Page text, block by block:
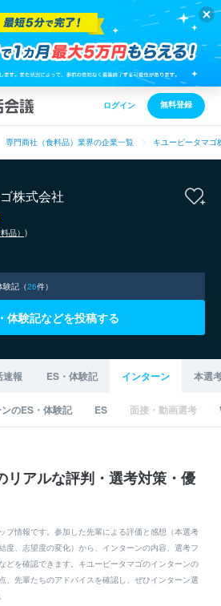
ログイン 無料登録
専門商社（食料品）業界の企業一覧 キユーピータマゴ
株式会社
品）)
験記（26件）
体験記などを投稿する
速報 ES・体験記 インターン 本選
のES・体験記 ES 面接・動画選考
リアルな評判・選考対策・優
プ情報です。参加した先輩による評価と感想（本選考
度、志望度の変化）から、インターンの内容、選考フ
どを確認できます。キユーピータマゴのインターンの
、先輩たちのアドバイスを確認し、ぜひインターン選